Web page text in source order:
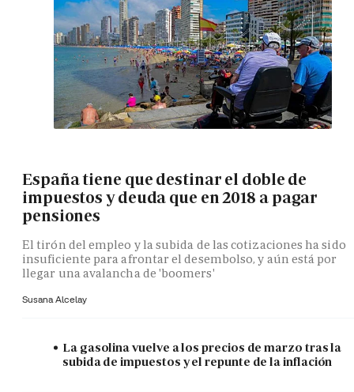
España tiene que destinar el doble de
impuestos y deuda que en 2018 a pagar
pensiones
El tirón del empleo y la subida de las cotizaciones ha sido
insuficiente para afrontar el desembolso, y aún está por
llegar una avalancha de 'boomers'
Susana Alcelay
La gasolina vuelve a los precios de marzo tras la
subida de impuestos y el repunte de la inflación